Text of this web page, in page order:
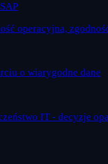
operacyjna,
o wiarygodne dane
IT - decyzje